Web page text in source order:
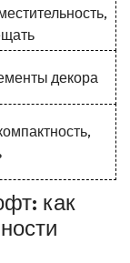
декора
как